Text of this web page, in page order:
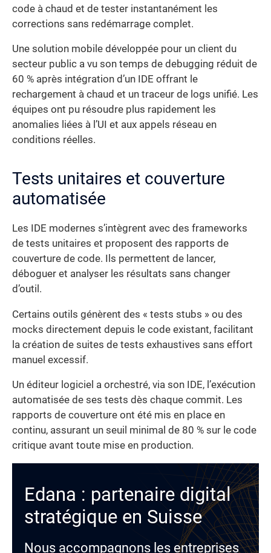
code à chaud et de tester instantanément les
corrections sans redémarrage complet.
Une solution mobile développée pour un client du
secteur public a vu son temps de debugging réduit de
60 % après intégration d’un IDE offrant le
rechargement à chaud et un traceur de logs unifié. Les
équipes ont pu résoudre plus rapidement les
anomalies liées à l’UI et aux appels réseau en
conditions réelles.
Tests unitaires et couverture
automatisée
Les IDE modernes s’intègrent avec des frameworks
de tests unitaires et proposent des rapports de
couverture de code. Ils permettent de lancer,
déboguer et analyser les résultats sans changer
d’outil.
Certains outils génèrent des « tests stubs » ou des
mocks directement depuis le code existant, facilitant
la création de suites de tests exhaustives sans effort
manuel excessif.
Un éditeur logiciel a orchestré, via son IDE, l’exécution
automatisée de ses tests dès chaque commit. Les
rapports de couverture ont été mis en place en
continu, assurant un seuil minimal de 80 % sur le code
critique avant toute mise en production.
Edana : partenaire digital
stratégique en Suisse
Nous accompagnons les entreprises